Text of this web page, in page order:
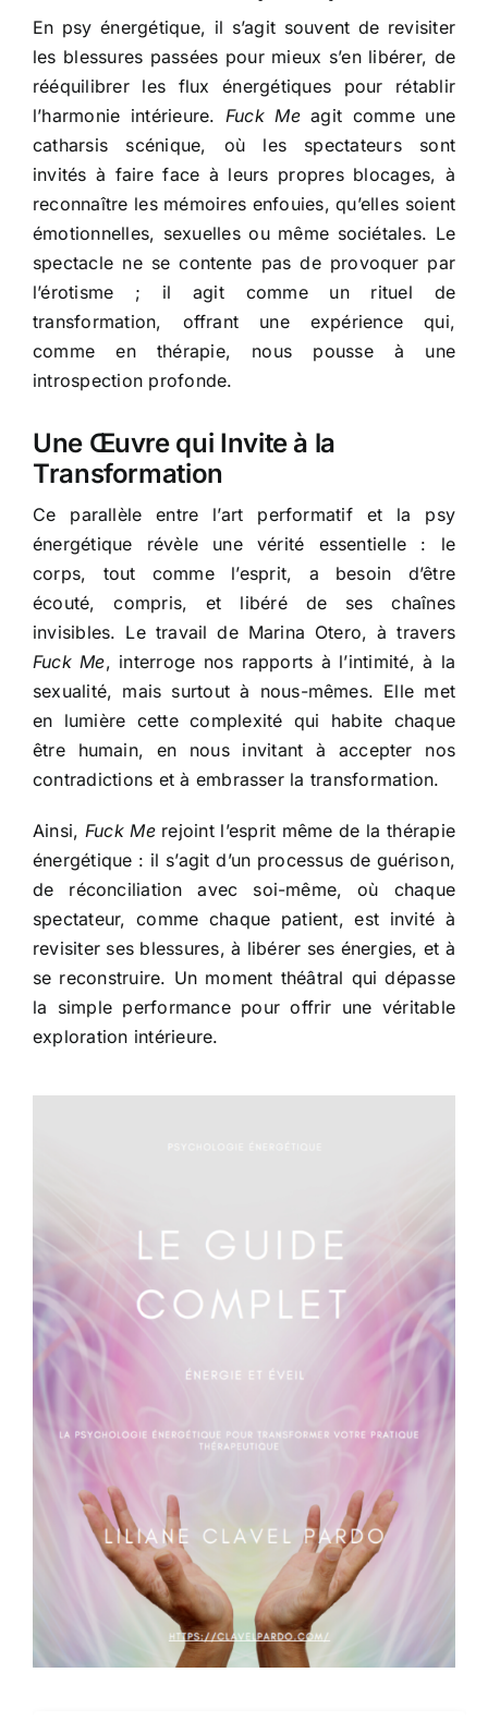
En psy énergétique, il s’agit souvent de revisiter
les blessures passées pour mieux s’en libérer, de
rééquilibrer les flux énergétiques pour rétablir
l’harmonie intérieure. Fuck Meagit comme une
catharsis scénique, où les spectateurs sont
invités à faire face à leurs propres blocages, à
reconnaître les mémoires enfouies, qu’elles soient
émotionnelles, sexuelles ou même sociétales. Le
spectacle ne se contente pas de provoquer par
l’érotisme ; il agit comme un rituel de
transformation, offrant une expérience qui,
comme en thérapie, nous pousse à une
introspection profonde.
Une Œuvre qui Invite à la
Transformation
Ce parallèle entre l’art performatif et la psy
énergétique révèle une vérité essentielle : le
corps, tout comme l’esprit, a besoin d’être
écouté, compris, et libéré de ses chaînes
invisibles. Le travail de Marina Otero, à travers
Fuck Me, interroge nos rapports à l’intimité, à la
sexualité, mais surtout à nous-mêmes. Elle met
en lumière cette complexité qui habite chaque
être humain, en nous invitant à accepter nos
contradictions et à embrasser la transformation.
Ainsi, Fuck Merejoint l’esprit même de la thérapie
énergétique : il s’agit d’un processus de guérison,
de réconciliation avec soi-même, où chaque
spectateur, comme chaque patient, est invité à
revisiter ses blessures, à libérer ses énergies, et à
se reconstruire. Un moment théâtral qui dépasse
la simple performance pour offrir une véritable
exploration intérieure.